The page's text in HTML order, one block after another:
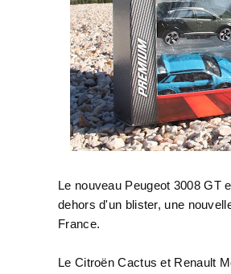
Le nouveau Peugeot 3008 GT
dehors d'un blister, une
France.
Le Citroën Cactus et Renault